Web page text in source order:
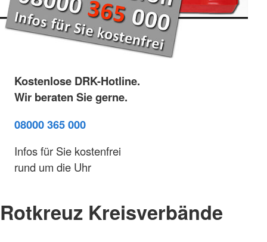
Kostenlose DRK-Hotline.
Wir beraten Sie gerne.
08000 365 000
Infos für Sie kostenfrei
rund um die Uhr
Rotkreuz Kreisverbände